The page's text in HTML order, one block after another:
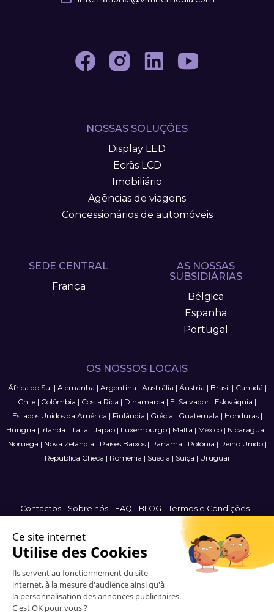
NOSSAS SOLUÇÕES
Display LED
Ecrãs LCD
Imobiliário
Agências de viagens
Concessionários de automóveis
SEDE CENTRAL
França
AS NOSSAS
SUBSIDIÁRIAS
Bélgica
Espanha
Portugal
OS NOSSOS LOCAIS
África do Sul | Alemanha | Argentina | Austrália | Áustria | Brasil | Canadá |
Chile | Colômbia | Costa Rica | Dinamarca | El Salvador | Eslováquia |
Estados Unidos da América | Finlândia | Grécia | Guatemala | Honduras|
Hungria | Irlanda | Itália | Japão | Luxemburgo | Malta | México | Nicarágua |
Noruega | Nova Zelândia | Países Baixos| Panamá | Polónia | Reino Unido|
República Checa | Roménia | Suécia | Suíça | Uruguai
Contactos- Sobre nós- FAQ - BLOG - Termos e Condições-
Mapa do Site